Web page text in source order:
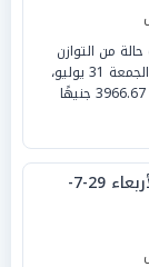
من التوازن
والتحرك المستقر خلال تعاملات اليوم الجمعة 31 يوليو،
حيث سجل جرام الذهب «عيار 14» نحو 3966.67 جنيهًا
أسعار الذهب في مصر اليوم الأربعاء 29-7-